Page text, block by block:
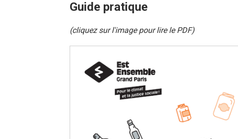
Guide pratique
(cliquez sur l'image pour lire le PDF)